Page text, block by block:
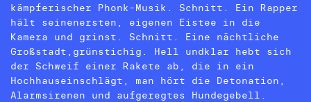
kämpferischer Phonk-Musik. Schnitt. Ein Rapper
hält seinenersten, eigenen Eistee in die
Kamera und grinst. Schnitt. Eine nächtliche
Großstadt,grünstichig. Hell undklar hebt sich
der Schweif einer Rakete ab, die in ein
Hochhauseinschlägt, man hört die Detonation,
Alarmsirenen und aufgeregtes Hundegebell.